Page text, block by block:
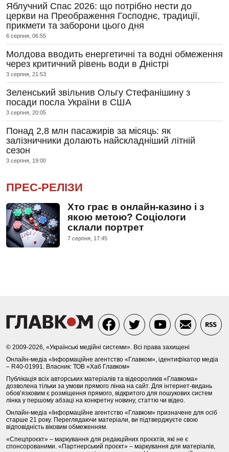
Яблучний Спас 2026: що потрібно нести до
церкви на Преображення Господнє, традиції,
прикмети та заборони цього дня
6 серпня, 06:55
Молдова вводить енергетичні та водні обмеження
через критичний рівень води в Дністрі
3 серпня, 21:53
Зеленський звільнив Ольгу Стефанішину з
посади посла України в США
3 серпня, 20:05
Понад 2,8 млн пасажирів за місяць: як
залізничники долають найскладніший літній
сезон
3 серпня, 19:00
ПРЕС-РЕЛІЗИ
Хто грає в онлайн-казино і з
якою метою? Соціологи
склали портрет
7 серпня, 17:45
© 2009-2026, «Українські медійні системи». Всі права захищені
Онлайн-медіа «Інформаційне агентство «Главком», ідентифікатор медіа
– R40-01991. Власник: ТОВ «Хаб Главком»
Публікація всіх авторських матеріалів та відеороликів «Главкома»
дозволена тільки за умови прямого лінка на сайт. Для інтернет-видань
обов’язковим є розміщення прямого, відкритого для пошукових систем
лінка у першому абзаці на конкретну новину, статтю чи відео.
Онлайн-медіа «Інформаційне агентство «Главком» призначене для осіб
старше 21 року. Переглядаючи матеріали, ви підтверджуєте свою
відповідність віковим обмеженням.
«Спецпроєкт» – маркування для редакційних проєктів, які не є
спонсорованими. «Партнерський проєкт» – маркування для матеріалів,